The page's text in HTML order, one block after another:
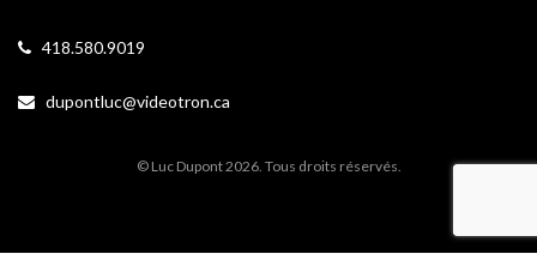
418.580.9019
dupontluc@videotron.ca
© Luc Dupont 2026. Tous droits réservés.